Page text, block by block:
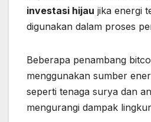
investasi hijau jika energi
digunakan dalam proses
Beberapa penambang
menggunakan sumber
seperti tenaga surya dan
mengurangi dampak